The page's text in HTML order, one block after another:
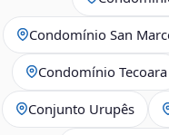
Condomínio San
Condomínio Tecoara
Conjunto Urupês